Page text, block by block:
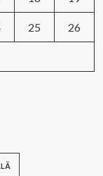
25 26